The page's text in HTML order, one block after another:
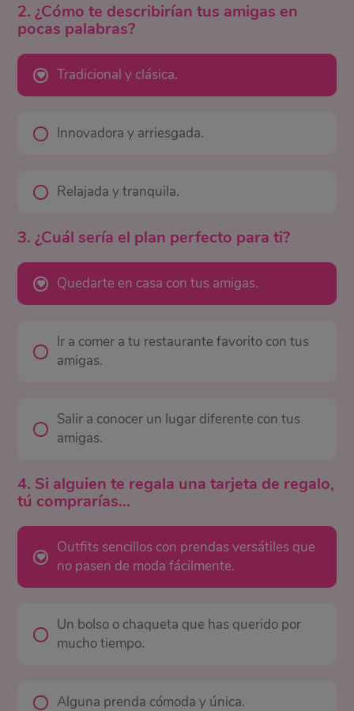
2. ¿Cómo te describirían tus amigas en
pocas palabras?
Tradicional y clásica.
Innovadora y arriesgada.
Relajada y tranquila.
3. ¿Cuál sería el plan perfecto para ti?
Quedarte en casa con tus amigas.
Ir a comer a tu restaurante favorito con tus
amigas.
Salir a conocer un lugar diferente con tus
amigas.
4. Si alguien te regala una tarjeta de regalo,
tú comprarías…
Outfits sencillos con prendas versátiles que
no pasen de moda fácilmente.
Un bolso o chaqueta que has querido por
mucho tiempo.
Alguna prenda cómoda y única.